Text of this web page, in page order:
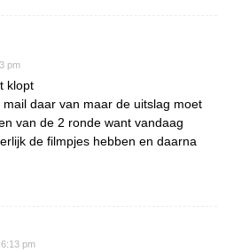
pm
klopt
mail daar van maar de uitslag moet
van de 2 ronde want vandaag
de filmpjes hebben en daarna
pm